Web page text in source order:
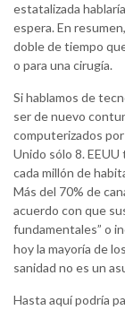
estatalizada
espera. En
doble de tiempo
o para una cirugía.
Si hablamos de
ser de nuevo
computerizados
Unido sólo 8.
cada millón de
Más del 70% de
acuerdo con que
fundamentales” o
hoy la mayoría de
sanidad no es un
Hasta aquí podría